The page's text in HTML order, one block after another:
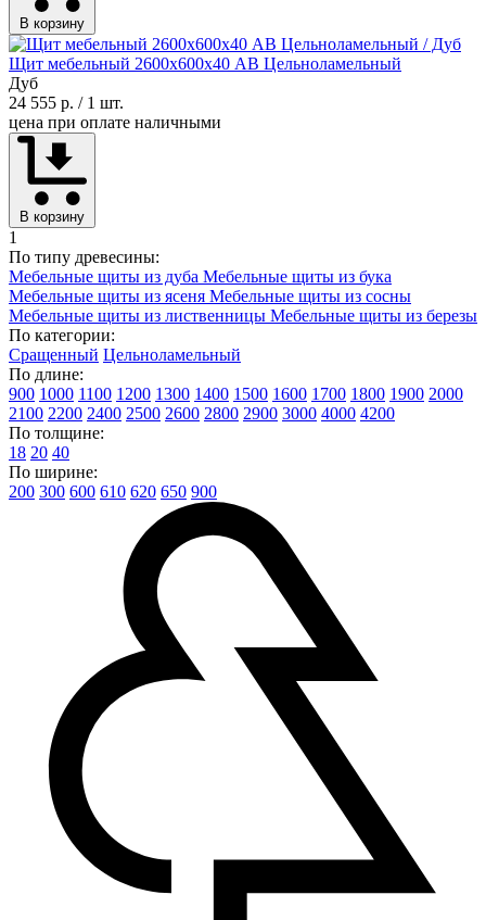
В корзину
Щит мебельный 2600х600х40 АВ Цельноламельный
Дуб
24 555 р. / 1 шт.
цена при оплате наличными
В корзину
1
По типу древесины:
Мебельные щиты из дуба Мебельные щиты из бука
Мебельные щиты из ясеня Мебельные щиты из сосны
Мебельные щиты из лиственницы Мебельные щиты из березы
По категории:
Сращенный Цельноламельный
По длине:
900 1000 1100 1200 1300 1400 1500 1600 1700 1800 1900 2000
2100 2200 2400 2500 2600 2800 2900 3000 4000 4200
По толщине:
18 20 40
По ширине:
200 300 600 610 620 650 900